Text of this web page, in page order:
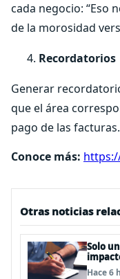
cada negocio: “Eso
de la morosidad
Recordatorios
Generar
que el área
pago de las facturas.
Conoce más:
Otras noticias
Solo
según
Hace 6